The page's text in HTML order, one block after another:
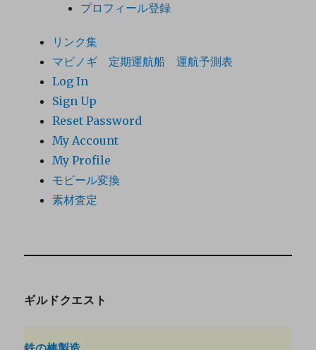
プロフィール登録
リンク集
マビノギ 定期運航船 運航予測表
Log In
Sign Up
Reset Password
My Account
My Profile
モビール変換
素材査定
ギルドクエスト